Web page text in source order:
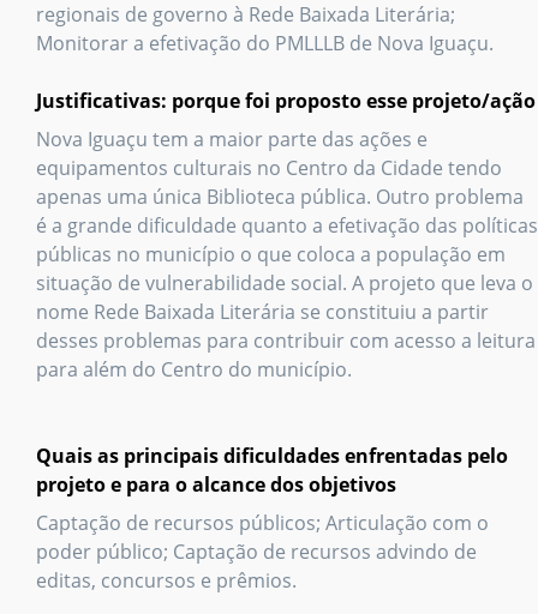
regionais de governo à Rede Baixada Literária;
Monitorar a efetivação do PMLLLB de Nova Iguaçu.
Justificativas: porque foi proposto esse projeto/ação
Nova Iguaçu tem a maior parte das ações e
equipamentos culturais no Centro da Cidade tendo
apenas uma única Biblioteca pública. Outro problema
é a grande dificuldade quanto a efetivação das políticas
públicas no município o que coloca a população em
situação de vulnerabilidade social. A projeto que leva o
nome Rede Baixada Literária se constituiu a partir
desses problemas para contribuir com acesso a leitura
para além do Centro do município.
Quais as principais dificuldades enfrentadas pelo
projeto e para o alcance dos objetivos
Captação de recursos públicos; Articulação com o
poder público; Captação de recursos advindo de
editas, concursos e prêmios.